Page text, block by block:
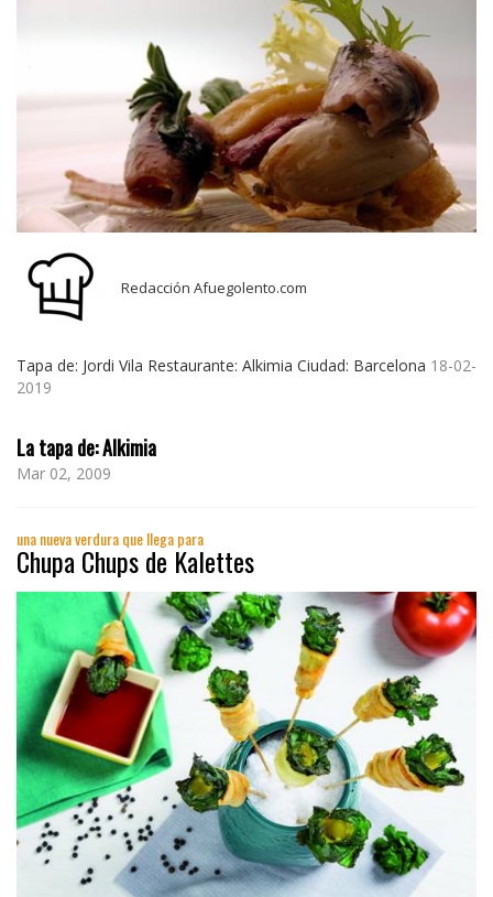
Redacción Afuegolento.com
Tapa de: Jordi Vila Restaurante: Alkimia Ciudad: Barcelona 18-02-
2019
La tapa de: Alkimia
Mar 02, 2009
una nueva verdura que llega para
Chupa Chups de Kalettes